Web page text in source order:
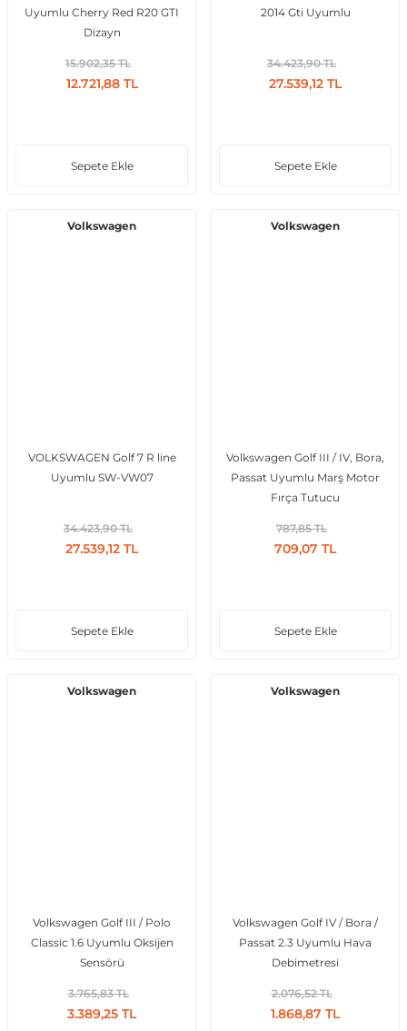
X-Class W470
Uyumlu Cherry Red R20 GTI
Dizayn
15.902,35 TL
12.721,88 TL
Sepete Ekle
2014 Gti Uyumlu
34.423,90 TL
27.539,12 TL
Sepete Ekle
Volkswagen
VOLKSWAGEN Golf 7 R line
Uyumlu SW-VW07
34.423,90 TL
27.539,12 TL
Sepete Ekle
Volkswagen
Volkswagen Golf III / IV, Bora,
Passat Uyumlu Marş Motor
Fırça Tutucu
787,85 TL
709,07 TL
Sepete Ekle
Volkswagen
Volkswagen Golf III / Polo
Classic 1.6 Uyumlu Oksijen
Sensörü
3.765,83 TL
3.389,25 TL
Volkswagen
Volkswagen Golf IV / Bora /
Passat 2.3 Uyumlu Hava
Debimetresi
2.076,52 TL
1.868,87 TL